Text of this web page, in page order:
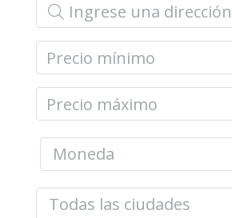
Moneda
Todas las ciudades